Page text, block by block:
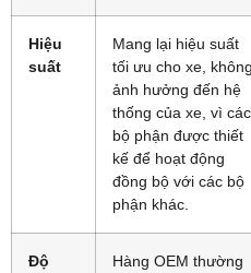
Hiệu
suất
Mang lại hiệu suất
tối ưu cho xe, không
ảnh hưởng đến hệ
thống của xe, vì các
bộ phận được thiết
kế để hoạt động
đồng bộ với các bộ
phận khác.
Độ
Hàng OEM thường